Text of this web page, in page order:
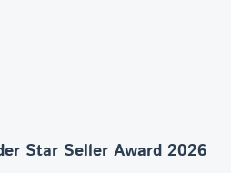
Star Seller Award 2026